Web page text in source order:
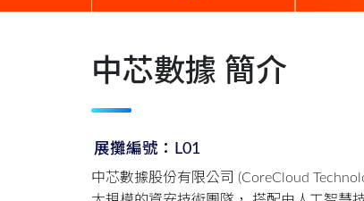
中芯數據 簡介
展攤編號：L01
中芯數據股份有限公司 (CoreCloud